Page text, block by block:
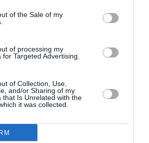
of the Sale of my
of processing my
Targeted Advertising.
of Collection, Use,
and/or Sharing of my
that Is Unrelated with the
it was collected.
Ζώη (συμμετοχή στο
Έχει επίσης συνεργαστεί σε
Φαφούτη, Μπουγιάρ Αλιμάνι
Το 2016 της απονεμήθηκε το
στις επιτυχημένες σειρές Δυο
Παπακαλιάτη, Η Παραλία
Μπλάτσου και του